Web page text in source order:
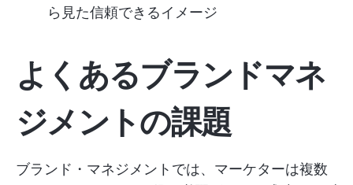
ら見た信頼できるイメージ
よくあるブランドマネ
ジメントの課題
ブランド・マネジメントでは、マーケターは複数